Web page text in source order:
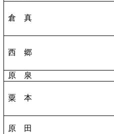
倉 真
西 郷
原 泉
粟 本
原 田